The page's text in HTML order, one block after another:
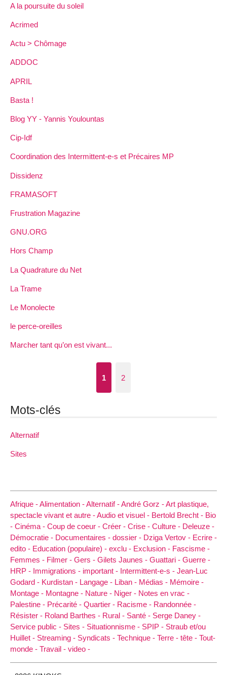
A la poursuite du soleil
Acrimed
Actu > Chômage
ADDOC
APRIL
Basta !
Blog YY - Yannis Youlountas
Cip-Idf
Coordination des Intermittent-e-s et Précaires MP
Dissidenz
FRAMASOFT
Frustration Magazine
GNU.ORG
Hors Champ
La Quadrature du Net
La Trame
Le Monolecte
le perce-oreilles
Marcher tant qu’on est vivant...
1 2
Mots-clés
Alternatif
Sites
Afrique -Alimentation -Alternatif -André Gorz -Art plastique,
spectacle vivant et autre -Audio et visuel - Bertold Brecht - Bio
- Cinéma - Coup de coeur - Créer - Crise - Culture - Deleuze -
Démocratie - Documentaires - dossier - Dziga Vertov - Ecrire -
edito - Education (populaire) - exclu - Exclusion - Fascisme -
Femmes - Filmer - Gers - Gilets Jaunes - Guattari - Guerre -
HRP - Immigrations - important - Intermittent-e-s - Jean-Luc
Godard - Kurdistan - Langage - Liban - Médias - Mémoire -
Montage - Montagne - Nature - Niger - Notes en vrac -
Palestine - Précarité - Quartier - Racisme - Randonnée -
Résister - Roland Barthes - Rural - Santé - Serge Daney -
Service public - Sites - Situationnisme - SPIP - Straub et/ou
Huillet - Streaming - Syndicats - Technique - Terre - tête - Tout-
monde - Travail - video -